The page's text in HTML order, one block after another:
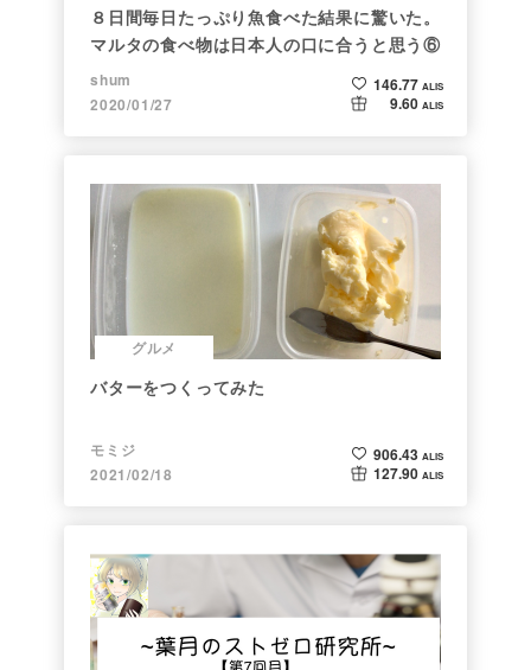
８日間毎日たっぷり魚食べた結果に驚いた。
マルタの食べ物は日本人の口に合うと思う⑥
shum
2020/01/27
146.77 ALIS
9.60 ALIS
グルメ
バターをつくってみた
モミジ
2021/02/18
906.43 ALIS
127.90 ALIS